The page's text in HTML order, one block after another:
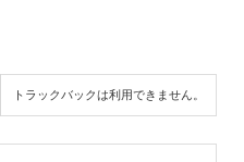
トラックバックは利用できません。